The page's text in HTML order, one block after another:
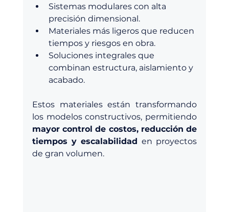
Sistemas modulares con alta
precisión dimensional.
Materiales más ligeros que reducen
tiempos y riesgos en obra.
Soluciones integrales que
combinan estructura, aislamiento y
acabado.
Estos materiales están transformando
mayor control de costos, reducción de
tiempos y escalabilidad en proyectos
de gran volumen.